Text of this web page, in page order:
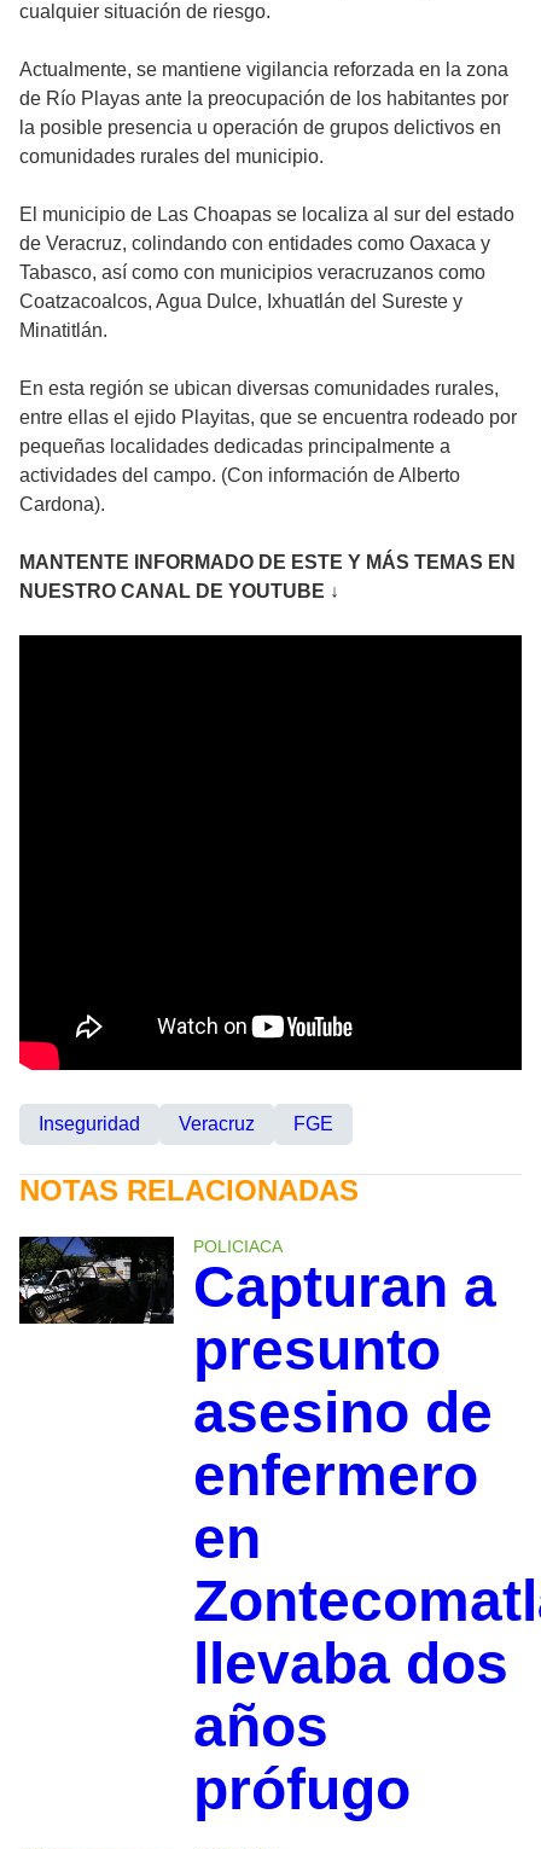
cualquier situación de riesgo.
Actualmente, se mantiene vigilancia reforzada en la zona
de Río Playas ante la preocupación de los habitantes por
la posible presencia u operación de grupos delictivos en
comunidades rurales del municipio.
El municipio de Las Choapas se localiza al sur del estado
de Veracruz, colindando con entidades como Oaxaca y
Tabasco, así como con municipios veracruzanos como
Coatzacoalcos, Agua Dulce, Ixhuatlán del Sureste y
Minatitlán.
En esta región se ubican diversas comunidades rurales,
entre ellas el ejido Playitas, que se encuentra rodeado por
pequeñas localidades dedicadas principalmente a
actividades del campo. (Con información de Alberto
Cardona).
MANTENTE INFORMADO DE ESTE Y MÁS TEMAS EN
NUESTRO CANAL DE YOUTUBE ↓
Inseguridad Veracruz FGE
NOTAS RELACIONADAS
POLICIACA
Capturan a
presunto
asesino de
enfermero
en
llevaba dos
años
prófugo